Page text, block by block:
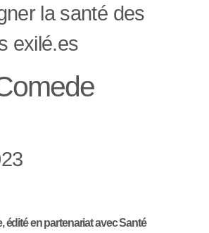
la santé des
exilé.es
édité en partenariat avec Santé